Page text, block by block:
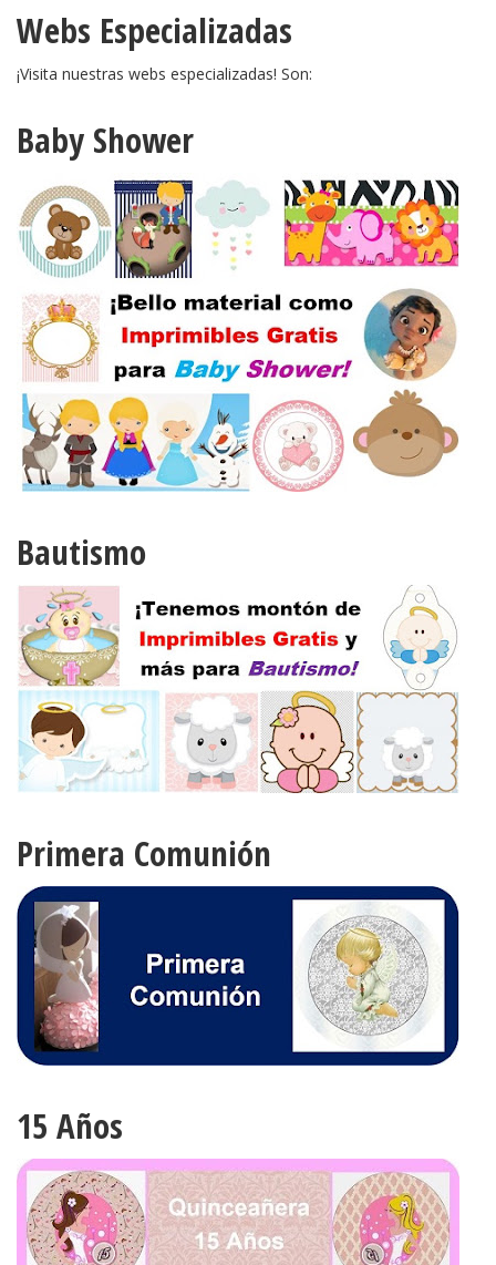
Webs Especializadas
¡Visita nuestras webs especializadas! Son:
Baby Shower
Bautismo
Primera Comunión
15 Años